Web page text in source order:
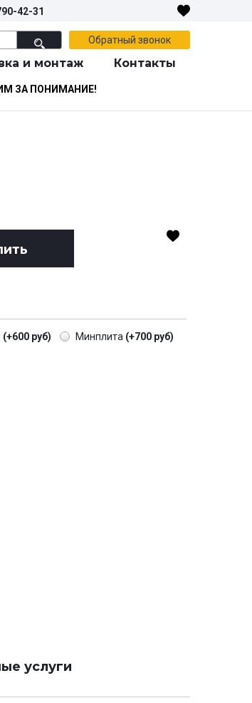
42-31
Обратный звонок
и монтаж Контакты
ЗА ПОНИМАНИЕ!
(+600 руб) Минплита (+700 руб)
услуги